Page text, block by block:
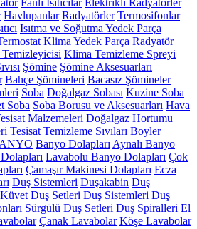
Fanlı Isıtıcılar Elektrikli Radyatörler
Havlupanlar Radyatörler Termosifonlar
Isıtma ve Soğutma Yedek Parça
Klima Yedek Parça Radyatör
Klima Temizleme Spreyi
Şömine Şömine Aksesuarları
Bahçe Şömineleri Bacasız Şömineler
Soba Doğalgaz Sobası Kuzine Soba
Soba Soba Borusu ve Aksesuarları Hava
Malzemeleri Doğalgaz Hortumu
Tesisat Temizleme Sıvıları Boyler
Banyo Dolapları Aynalı Banyo
Lavabolu Banyo Dolapları Çok
Çamaşır Makinesi Dolapları Ecza
Duş Sistemleri Duşakabin Duş
Küvet Duş Setleri Duş Sistemleri Duş
Sürgülü Duş Setleri Duş Spiralleri El
Çanak Lavabolar Köşe Lavabolar